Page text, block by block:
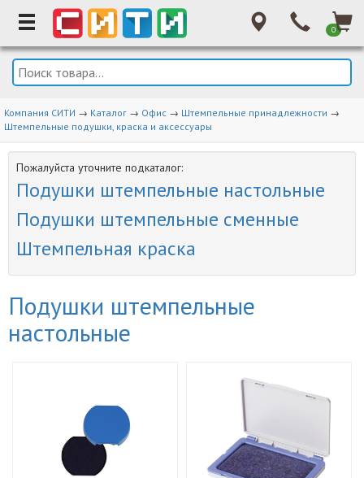
0
Компания СИТИ → Каталог → Офис → Штемпельные принадлежности →
Штемпельные подушки, краска и аксессуары
Пожалуйста уточните подкаталог:
Подушки штемпельные настольные
Подушки штемпельные сменные
Штемпельная краска
Подушки штемпельные
настольные